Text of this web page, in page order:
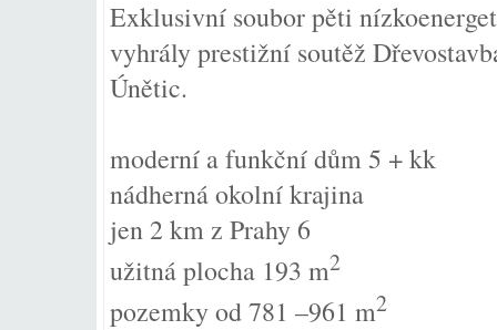
Exklusivní soubor pěti
vyhrály prestižní soutěž
Únětic.
moderní a funkční dům 5 + kk
nádherná okolní krajina
jen 2 km z Prahy 6
užitná plocha 193 m2
pozemky od 781 –961 m2